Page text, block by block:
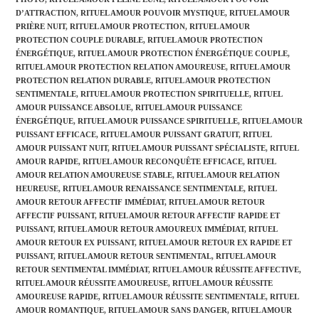
D’ATTRACTION, RITUEL AMOUR POUVOIR MYSTIQUE, RITUEL AMOUR
PRIÈRE NUIT, RITUEL AMOUR PROTECTION, RITUEL AMOUR
PROTECTION COUPLE DURABLE, RITUEL AMOUR PROTECTION
ÉNERGÉTIQUE, RITUEL AMOUR PROTECTION ÉNERGÉTIQUE COUPLE,
RITUEL AMOUR PROTECTION RELATION AMOUREUSE, RITUEL AMOUR
PROTECTION RELATION DURABLE, RITUEL AMOUR PROTECTION
SENTIMENTALE, RITUEL AMOUR PROTECTION SPIRITUELLE, RITUEL
AMOUR PUISSANCE ABSOLUE, RITUEL AMOUR PUISSANCE
ÉNERGÉTIQUE, RITUEL AMOUR PUISSANCE SPIRITUELLE, RITUEL AMOUR
PUISSANT EFFICACE, RITUEL AMOUR PUISSANT GRATUIT, RITUEL
AMOUR PUISSANT NUIT, RITUEL AMOUR PUISSANT SPÉCIALISTE, RITUEL
AMOUR RAPIDE, RITUEL AMOUR RECONQUÊTE EFFICACE, RITUEL
AMOUR RELATION AMOUREUSE STABLE, RITUEL AMOUR RELATION
HEUREUSE, RITUEL AMOUR RENAISSANCE SENTIMENTALE, RITUEL
AMOUR RETOUR AFFECTIF IMMÉDIAT, RITUEL AMOUR RETOUR
AFFECTIF PUISSANT, RITUEL AMOUR RETOUR AFFECTIF RAPIDE ET
PUISSANT, RITUEL AMOUR RETOUR AMOUREUX IMMÉDIAT, RITUEL
AMOUR RETOUR EX PUISSANT, RITUEL AMOUR RETOUR EX RAPIDE ET
PUISSANT, RITUEL AMOUR RETOUR SENTIMENTAL, RITUEL AMOUR
RETOUR SENTIMENTAL IMMÉDIAT, RITUEL AMOUR RÉUSSITE AFFECTIVE,
RITUEL AMOUR RÉUSSITE AMOUREUSE, RITUEL AMOUR RÉUSSITE
AMOUREUSE RAPIDE, RITUEL AMOUR RÉUSSITE SENTIMENTALE, RITUEL
AMOUR ROMANTIQUE, RITUEL AMOUR SANS DANGER, RITUEL AMOUR